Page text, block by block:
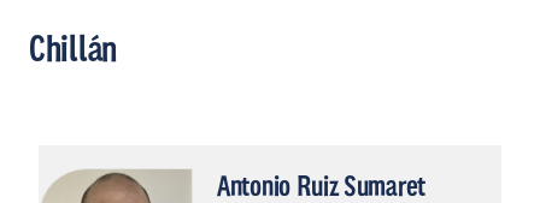
Chillán
Antonio Ruiz Sumaret